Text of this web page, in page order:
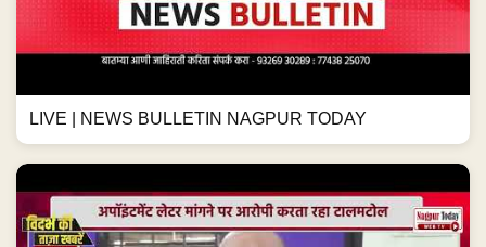
LIVE | NEWS BULLETIN NAGPUR TODAY